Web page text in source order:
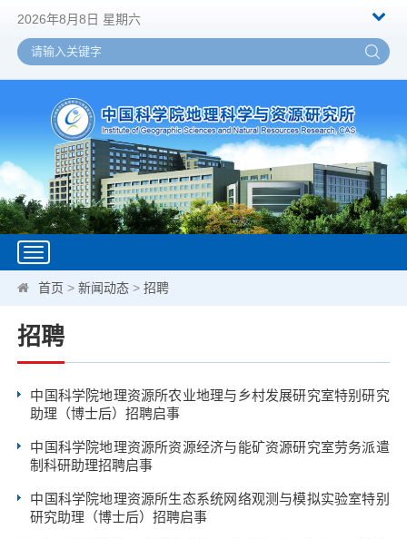
2026年8月8日 星期六
Toggle
navigation
首页 >新闻动态 >招聘
招聘
中国科学院地理资源所农业地理与乡村发展研究室特别研究
助理（博士后）招聘启事
中国科学院地理资源所资源经济与能矿资源研究室劳务派遣
制科研助理招聘启事
中国科学院地理资源所生态系统网络观测与模拟实验室特别
研究助理（博士后）招聘启事